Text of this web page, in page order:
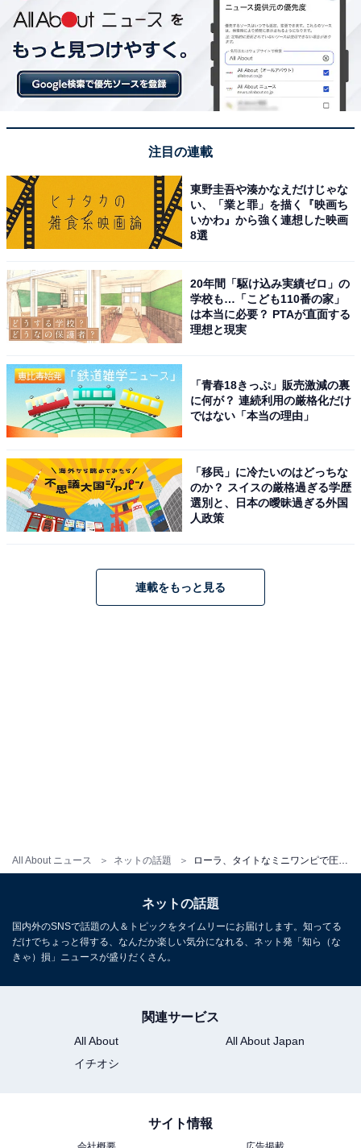
All About ニュース ネットの話題 ローラ、タイトなミニワンピで圧巻スタイル＆美脚を披露！ 「足長っ。羨ましい」「キラキラしてて、とても素敵」
注目の連載
東野圭吾や湊かなえだけじゃな
い、「業と罪」を描く『映画ち
いかわ』から強く連想した映画
8選
20年間「駆け込み実績ゼロ」の
学校も…「こども110番の家」
は本当に必要？ PTAが直面する
理想と現実
「青春18きっぷ」販売激減の裏
に何が？ 連続利用の厳格化だけ
ではない「本当の理由」
「移民」に冷たいのはどっちな
のか？ スイスの厳格過ぎる学歴
選別と、日本の曖昧過ぎる外国
人政策
連載をもっと見る
ネットの話題
国内外のSNSで話題の人＆トピックをタイムリーにお届けします。知ってる
だけでちょっと得する、なんだか楽しい気分になれる、ネット発「知ら（な
きゃ）損」ニュースが盛りだくさん。
関連サービス
All About
All About Japan
イチオシ
サイト情報